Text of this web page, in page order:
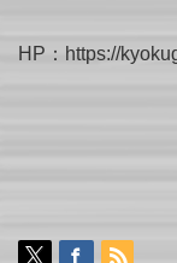
HP：https://